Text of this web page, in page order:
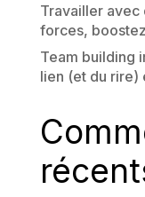
Travailler avec
forces,
Team building
lien (et du rire)